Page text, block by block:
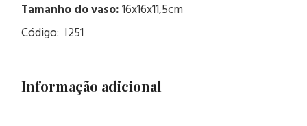
Tamanho do vaso:16x16x11,5cm
Código: I251
Informação adicional